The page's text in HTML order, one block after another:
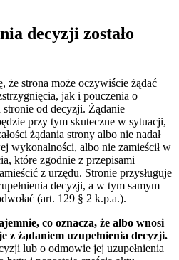
decyzji zostało
że strona może oczywiście żądać
jak i pouczenia o
stronie od decyzji. Żądanie
przy tym skuteczne w sytuacji,
żądania strony albo nie nadał
wykonalności, albo nie zamieścił w
które zgodnie z przepisami
z urzędu. Stronie przysługuje
decyzji, a w tym samym
(art. 129 § 2 k.p.a.).
co oznacza, że albo wnosi
z żądaniem uzupełnienia decyzji.
lub o odmowie jej uzupełnienia